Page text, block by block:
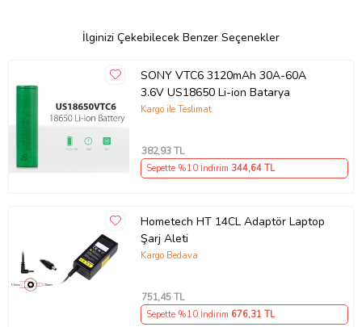
İlginizi Çekebilecek Benzer Seçenekler
SONY VTC6 3120mAh 30A-60A
3.6V US18650 Li-ion Batarya
Kargo ile Teslimat
382,93 TL
Sepette %10 İndirim 344,64 TL
Hometech HT 14CL Adaptör Laptop
Şarj Aleti
Kargo Bedava
751,45 TL
Sepette %10 İndirim 676,31 TL